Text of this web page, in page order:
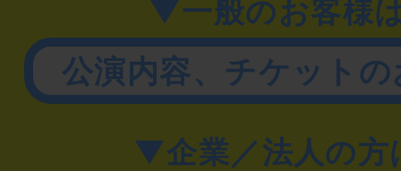
▼一般のお客様
公演内容、チケット
▼企業／法人の方